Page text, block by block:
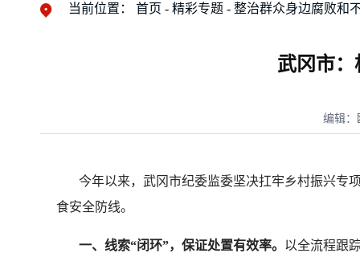
当前位置： 首页 精彩专题 整治群众身边腐败和
武冈市：
编辑：
今年以来，武冈市纪委监委坚决扛牢乡村振兴专项
食安全防线。
一、线索“闭环”，保证处置有效率。 以全流程跟